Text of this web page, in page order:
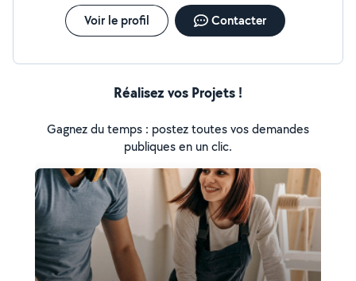
Voir le profil Contacter
Réalisez vos Projets !
Gagnez du temps : postez toutes vos demandes
publiques en un clic.